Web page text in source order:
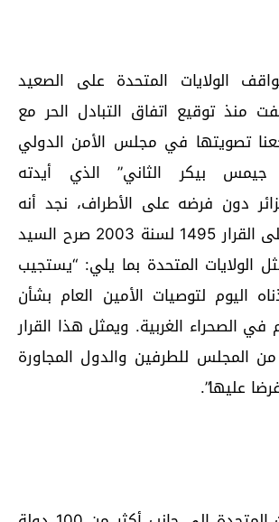
الولايات المتحدة على الصعيد
منذ توقيع اتفاق التبادل الحر مع
تصويتها في مجلس الأمن الدولي
بيكر الثاني” الذي أيدته
دون فرضه على الأطراف، نجد أنه
وبعد التصويت على القرار 1495 لسنة 2003 صرح السيد
الولايات المتحدة بما يلي: “يستجيب
اليوم لتوصيات الأمين العام بشأن
في الصحراء الغربية. ويمثل هذا القرار
المجلس للطرفين والدول المجاورة
عليها”.